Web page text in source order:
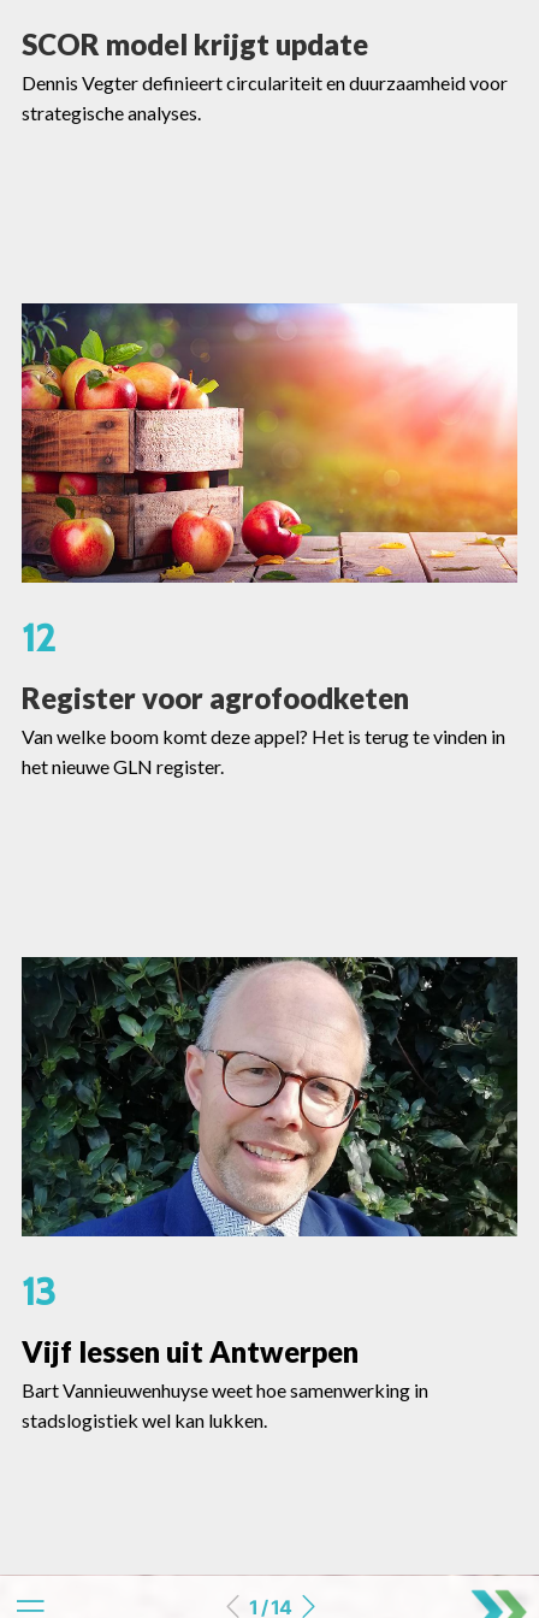
SCOR model krijgt update
Dennis Vegter definieert circulariteit en duurzaamheid voor
strategische analyses.
12
Register voor agrofoodketen
Van welke boom komt deze appel? Het is terug te vinden in
het nieuwe GLN register.
13
Vijf lessen uit Antwerpen
Bart Vannieuwenhuyse weet hoe samenwerking in
stadslogistiek wel kan lukken.
1 / 14